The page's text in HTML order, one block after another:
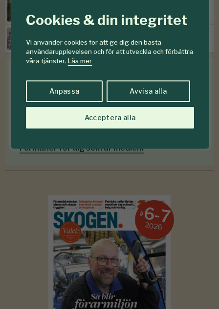
Cookies & din integritet
Vi använder cookies för att ge dig den bästa
användarupplevelsen och för att utveckla och förbättra
våra tjänster. Läs mer
Anpassa Avvisa alla
Acceptera alla
verkligen funnits?”
Prissänkningar hos Mellanskog
Medlemsförmåner
Som medlem iFöreningen Skogenfår du en rad
medlemsförmånerför mindre än en krona om
dagen.
Förmåner för dig som är medlem
#6-7
2026